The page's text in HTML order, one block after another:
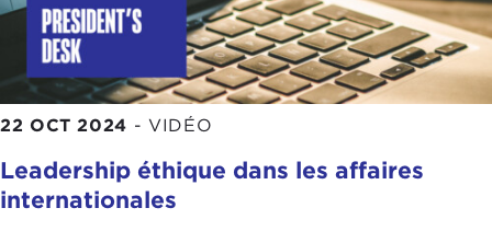
22 OCT 2024 - VIDÉO
Leadership éthique dans les affaires
internationales